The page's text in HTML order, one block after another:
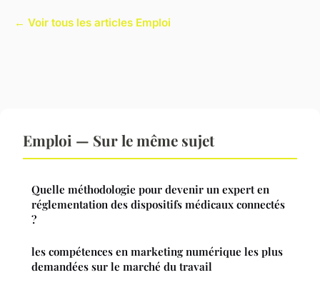
← Voir tous les articles Emploi
Emploi — Sur le même sujet
Quelle méthodologie pour devenir un expert en
réglementation des dispositifs médicaux connectés
?
les compétences en marketing numérique les plus
demandées sur le marché du travail